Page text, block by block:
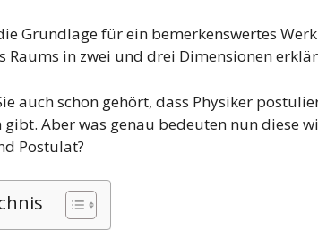
Grundlage für ein bemerkenswertes
Raums in zwei und drei Dimensionen
auch schon gehört, dass Physiker
Aber was genau bedeuten nun diese
Postulat?